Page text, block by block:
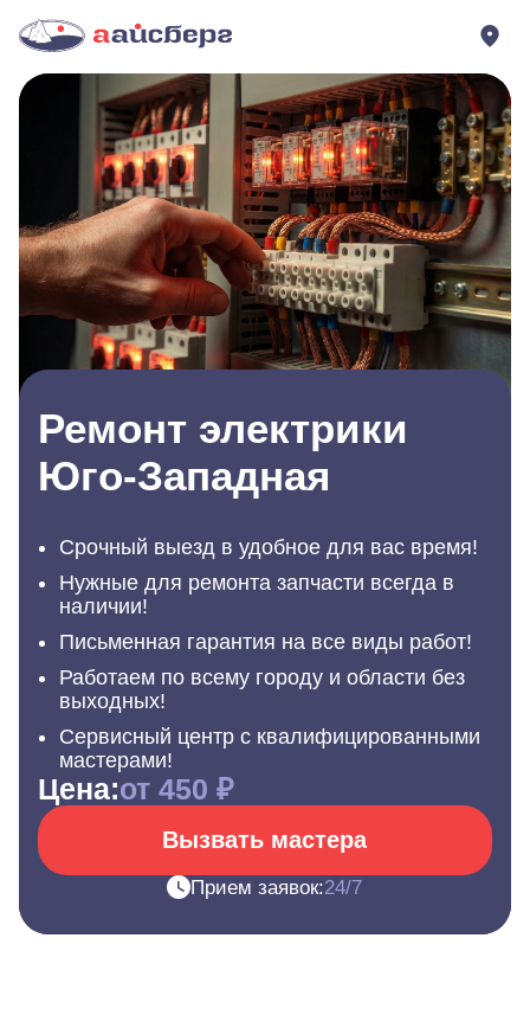
Ремонт электрики
Юго-Западная
Срочный выезд в удобное для вас время!
Нужные для ремонта запчасти всегда в
наличии!
Письменная гарантия на все виды работ!
Работаем по всему городу и области без
выходных!
Сервисный центр с квалифицированными
мастерами!
Цена:от 450 ₽
Вызвать мастера
Прием заявок:24/7